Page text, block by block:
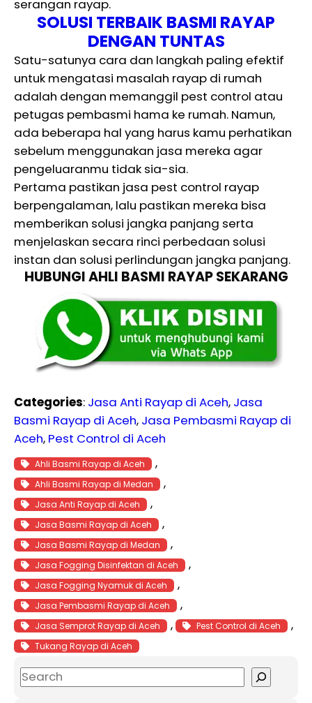
serangan rayap.
SOLUSI TERBAIK BASMI RAYAP
DENGAN TUNTAS
Satu-satunya cara dan langkah paling efektif
untuk mengatasi masalah rayap di rumah
adalah dengan memanggil pest control atau
petugas pembasmi hama ke rumah. Namun,
ada beberapa hal yang harus kamu perhatikan
sebelum menggunakan jasa mereka agar
pengeluaranmu tidak sia-sia.
Pertama pastikan jasa pest control rayap
berpengalaman, lalu pastikan mereka bisa
memberikan solusi jangka panjang serta
menjelaskan secara rinci perbedaan solusi
instan dan solusi perlindungan jangka panjang.
HUBUNGI AHLI BASMI RAYAP SEKARANG
Categories: Jasa Anti Rayap di Aceh, Jasa
Basmi Rayap di Aceh, Jasa Pembasmi Rayap di
Aceh, Pest Control di Aceh
Ahli Basmi Rayap di Aceh ,
Ahli Basmi Rayap di Medan ,
Jasa Anti Rayap di Aceh ,
Jasa Basmi Rayap di Aceh ,
Jasa Basmi Rayap di Medan ,
Jasa Fogging Disinfektan di Aceh ,
Jasa Fogging Nyamuk di Aceh ,
Jasa Pembasmi Rayap di Aceh ,
Jasa Semprot Rayap di Aceh , Pest Control di Aceh ,
Tukang Rayap di Aceh